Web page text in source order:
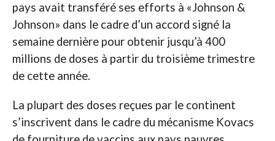
pays avait transféré ses efforts à «Johnson &
Johnson» dans le cadre d’un accord signé la
semaine dernière pour obtenir jusqu’à 400
millions de doses à partir du troisième trimestre
de cette année.
La plupart des doses reçues par le continent
s’inscrivent dans le cadre du mécanisme Kovacs